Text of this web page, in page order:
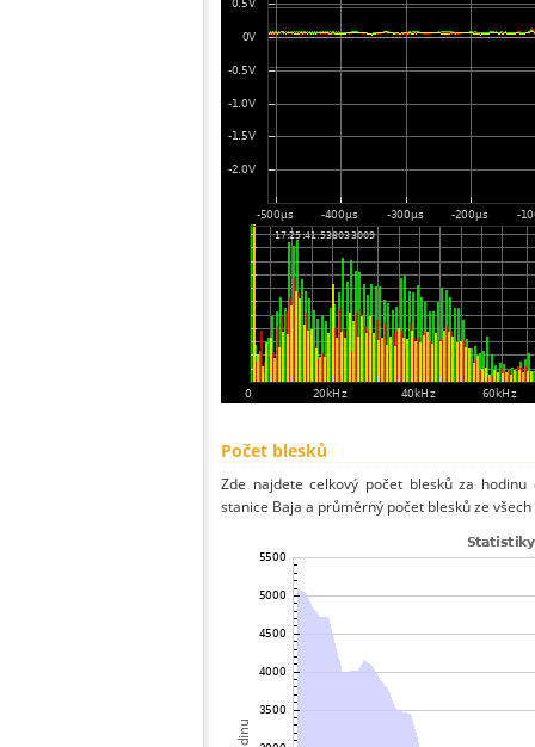
Počet blesků
Zde najdete celkový počet blesků za
stanice Baja a průměrný počet blesků ze